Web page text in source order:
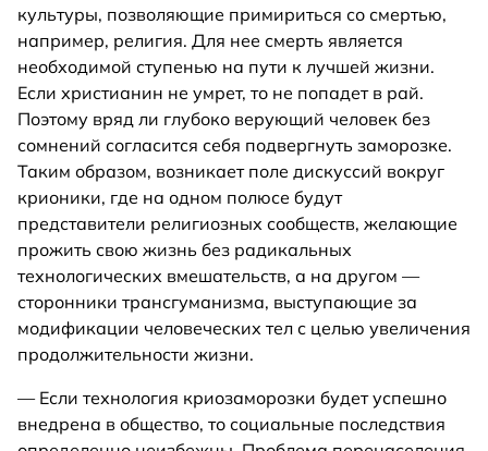
культуры, позволяющие примириться со смертью,
например, религия. Для нее смерть является
необходимой ступенью на пути к лучшей жизни.
Если христианин не умрет, то не попадет в рай.
Поэтому вряд ли глубоко верующий человек без
сомнений согласится себя подвергнуть заморозке.
Таким образом, возникает поле дискуссий вокруг
крионики, где на одном полюсе будут
представители религиозных сообществ, желающие
прожить свою жизнь без радикальных
технологических вмешательств, а на другом —
сторонники трансгуманизма, выступающие за
модификации человеческих тел с целью увеличения
продолжительности жизни.
— Если технология криозаморозки будет успешно
внедрена в общество, то социальные последствия